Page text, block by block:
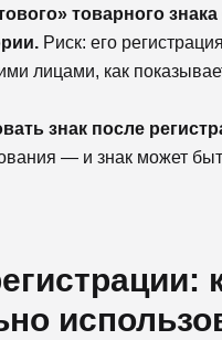
товарного знака
Риск: его
лицами, как
знак после
— и знак может